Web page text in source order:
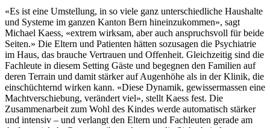
«Es ist eine Umstellung, in so viele ganz unterschiedliche Haushalte
und Systeme im ganzen Kanton Bern hineinzukommen», sagt
Michael Kaess, «extrem wirksam, aber auch anspruchsvoll für beide
Seiten.» Die Eltern und Patienten hätten sozusagen die Psychiatrie
im Haus, das brauche Vertrauen und Offenheit. Gleichzeitig sind die
Fachleute in diesem Setting Gäste und begegnen den Familien auf
deren Terrain und damit stärker auf Augenhöhe als in der Klinik, die
einschüchternd wirken kann. «Diese Dynamik, gewissermassen eine
Machtverschiebung, verändert viel», stellt Kaess fest. Die
Zusammenarbeit zum Wohl des Kindes werde automatisch stärker
und intensiv – und verlangt den Eltern und Fachleuten gerade am